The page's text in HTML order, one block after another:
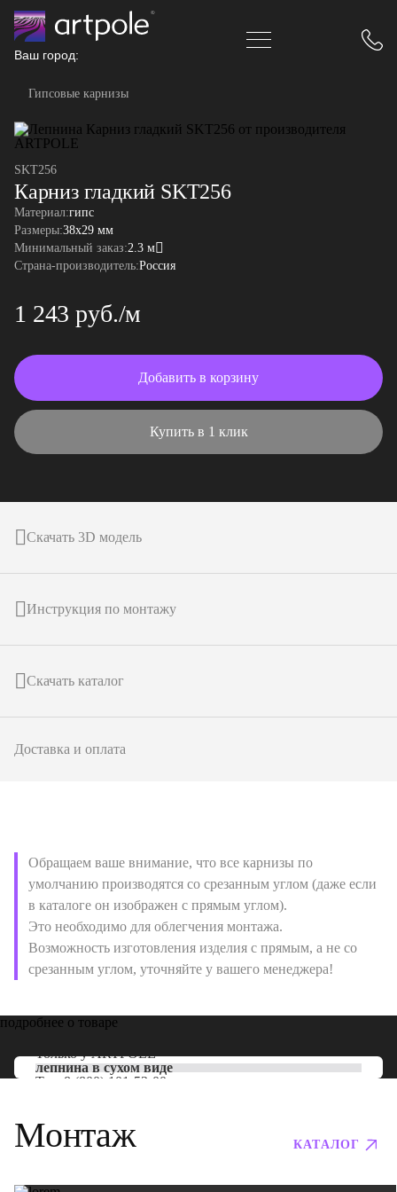
Ваш город:
Гипсовые карнизы
SKT256
Карниз гладкий SKT256
Материал:гипс
Размеры:38x29 мм
Минимальный заказ:2.3 м
Страна-производитель:Россия
1 243 руб./м
Добавить в корзину
Купить в 1 клик
Скачать 3D модель
Инструкция по монтажу
Скачать каталог
Доставка и оплата
Обращаем ваше внимание, что все карнизы по
умолчанию производятся со срезанным углом (даже если
в каталоге он изображен с прямым углом).
Это необходимо для облегчения монтажа.
Возможность изготовления изделия с прямым, а не со
срезанным углом, уточняйте у вашего менеджера!
подробнее о товаре
Только уARTPOLE
лепнина в сухом виде
Тел: 8 (800) 101-53-00
Монтаж КАТАЛОГ